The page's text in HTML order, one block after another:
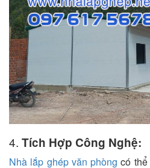
4. Tích Hợp Công Nghệ:
Nhà lắp ghép văn phòng có